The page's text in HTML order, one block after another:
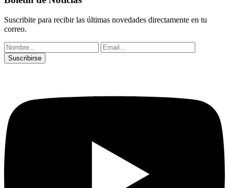
Suscribite para recibir las últimas novedades directamente en tu
correo.
Suscribirse